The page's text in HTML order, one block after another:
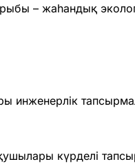
– жаһандық
инженерлік
күрделі